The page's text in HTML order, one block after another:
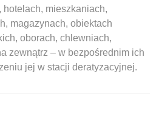
mieszkaniach,
magazynach, obiektach
oborach, chlewniach,
zewnątrz – w bezpośrednim ich
jej w stacji deratyzacyjnej.